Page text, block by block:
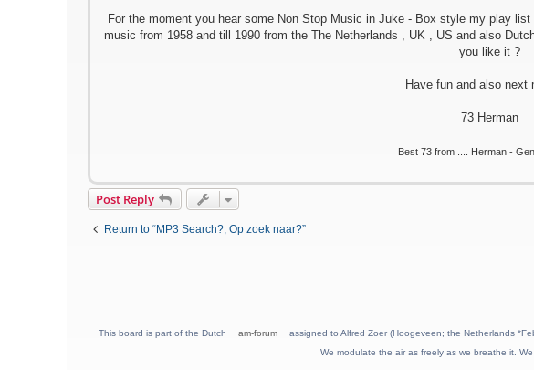
For the moment you hear some Non Stop Music in Juke - Box style my play
music from 1958 and till 1990 from the The Netherlands , UK , US and also
you like it ?
Have fun and also next
73 Herman
Best 73 from .... Herman -
Post Reply
Return to “MP3 Search?, Op zoek naar?”
This board is part of the Dutch am-forum
assigned to Alfred Zoer (Hoogeveen; the Netherlands
We modulate the air as freely as we breathe it.